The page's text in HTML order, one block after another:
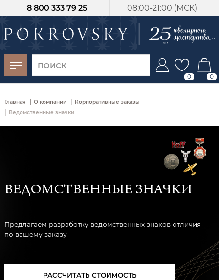
08:00-21:00 (МСК)
8 800 333 79 25
0 0
Главная | О компании | Корпоративные заказы
| Ведомственные значки
ВЕДОМСТВЕННЫЕ ЗНАЧКИ
Предлагаем разработку ведомственных знаков отличия -
по вашему заказу
РАССЧИТАТЬ СТОИМОСТЬ
-30%
от 15 дней с
момента оплаты